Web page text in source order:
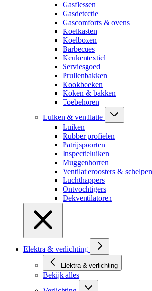
Gasflessen
Gasdetectie
Gascomforts & ovens
Koelkasten
Koelboxen
Barbecues
Keukentextiel
Serviesgoed
Prullenbakken
Kookboeken
Koken & bakken
Toebehoren
Luiken & ventilatie
Luiken
Rubber profielen
Patrijspoorten
Inspectieluiken
Muggenhorren
Ventilatieroosters & schelpen
Luchthappers
Ontvochtigers
Dekventilatoren
Elektra & verlichting
Elektra & verlichting
Bekijk alles